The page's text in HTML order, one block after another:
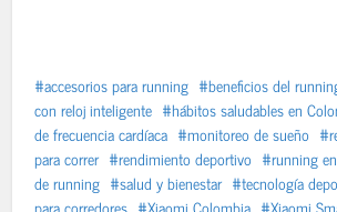
accesorios para running beneficios del
con reloj inteligente
hábitos saludables en
de frecuencia cardíaca
monitoreo de sueño
para correr
rendimiento deportivo running
de running
salud y bienestar tecnología